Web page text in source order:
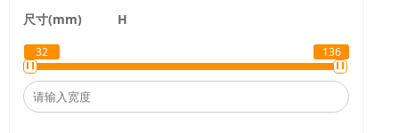
( 49 )mm
( 57 )
( 63 )mm
( 74 )mm
尺寸(mm) H
32 136